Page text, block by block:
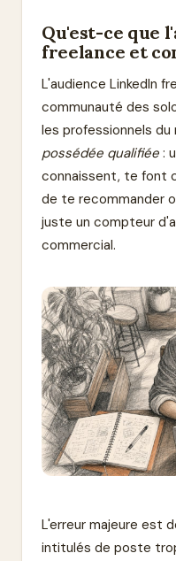
Qu'est-ce que
freelance et
L'audience LinkedIn
communauté des
les professionnels
possédée qualifiée :
connaissent, te font
de te recommander
juste un compteur
commercial.
L'erreur majeure est
intitulés de poste